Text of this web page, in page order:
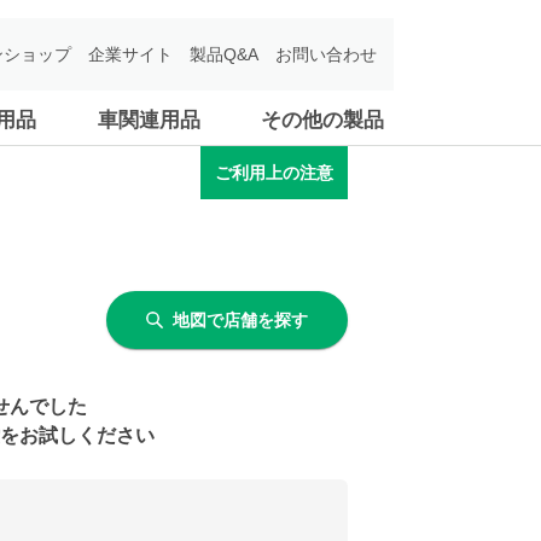
品 車関連用品 その他の製品
ョップ 企業サイト 製品Q&A お問い合わせ
ご利用上の注意
地図で店舗を探す
んでした
お試しください